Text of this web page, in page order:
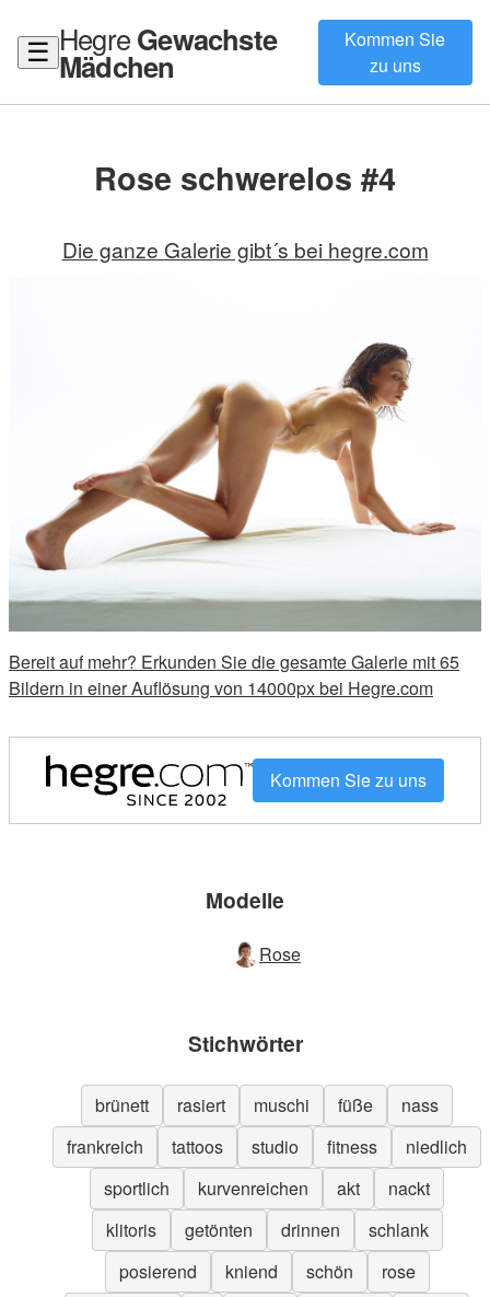
☰ HegreGewachste
Mädchen
Kommen Sie
zu uns
Rose schwerelos #4
Die ganze Galerie gibt´s bei hegre.com
Bereit auf mehr? Erkunden Sie die gesamte Galerie mit 65
Bildern in einer Auflösung von 14000px bei Hegre.com
Kommen Sie zu uns
Modelle
Rose
Stichwörter
brünett rasiert muschi füße
nass
frankreich
tattoos studio fitness
niedlich
sportlich
kurvenreichen akt
nackt
klitoris
getönten drinnen
schlank
posierend
kniend schön
rose